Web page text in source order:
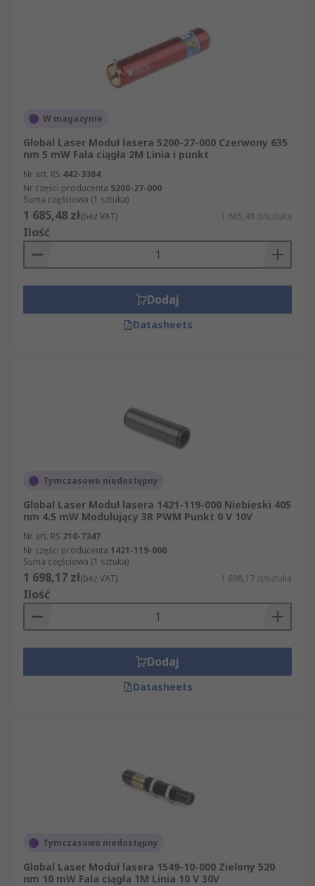
zamówienia przez internet, umożliwiając
sortowanie artykułów z kategorii Moduły
laserowe według nazwy, ceny, marki, producenta
czy dostępności w magazynie. Dzięki
Państwo z łatwością znaleźć taki komponent,
który będzie spełniać wszystkie Państwa
oczekiwania.
W magazynie
Global Laser Moduł lasera 5200-27-000 Czerwony 635
nm 5 mW Fala ciągła 2M Linia i punkt
Nr art. RS 442-3384
Nr części producenta 5200-27-000
Suma częściowa (1 sztuka)
1 685,48 zł(bez VAT) 1 685,48 zł/sztuka
Ilość
Dodaj
Datasheets
Tymczasowo niedostępny
Global Laser Moduł lasera 1421-119-000 Niebieski 405
nm 4.5 mW Modulujący 3R PWM Punkt 0 V 10V
Nr art. RS 210-7347
Nr części producenta 1421-119-000
Suma częściowa (1 sztuka)
1 698,17 zł(bez VAT) 1 698,17 zł/sztuka
Ilość
Dodaj
Datasheets
Tymczasowo niedostępny
Global Laser Moduł lasera 1549-10-000 Zielony 520
nm 10 mW Fala ciągła 1M Linia 10 V 30V